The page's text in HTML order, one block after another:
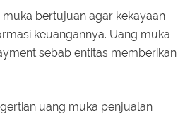
bertujuan agar kekayaan
keuangannya. Uang muka
sebab entitas memberikan
uang muka penjualan